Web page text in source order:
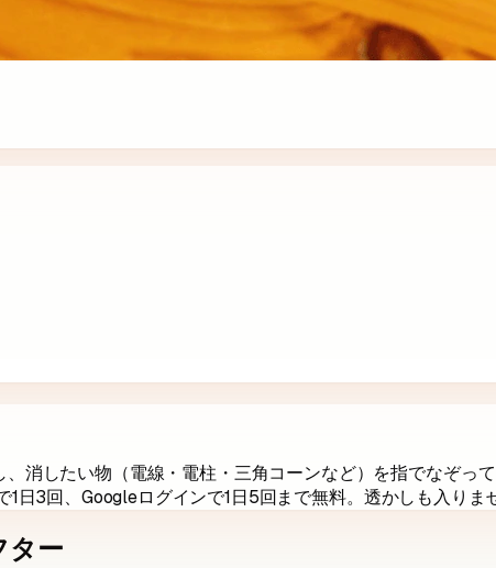
消したい物（電線・電柱・三角コーンなど）を指でなぞ
3回、Googleログインで1日5回まで無料。透かしも入りま
ター